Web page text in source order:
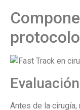
Antes de la